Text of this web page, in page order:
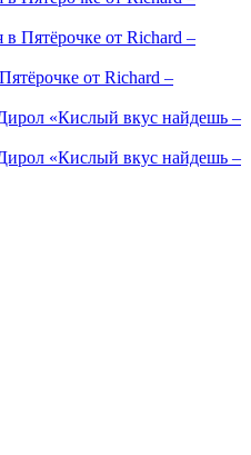
в Пятёрочке от Richard –
от Richard –
«Кислый вкус найдешь –
«Кислый вкус найдешь –